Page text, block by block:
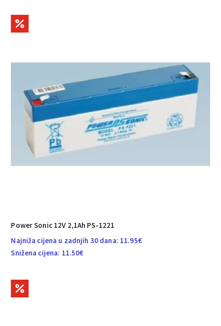
Power Sonic 12V 2,1Ah PS-1221
Najniža cijena u zadnjih 30 dana: 11.95€
Snižena cijena: 11.50€